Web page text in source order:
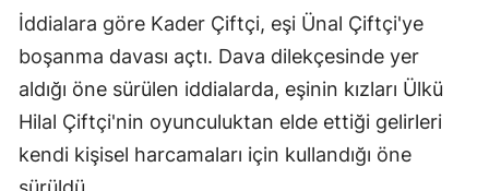
İddialara göre Kader Çiftçi, eşi Ünal Çiftçi'ye
boşanma davası açtı. Dava dilekçesinde yer
aldığı öne sürülen iddialarda, eşinin kızları Ülkü
Hilal Çiftçi'nin oyunculuktan elde ettiği gelirleri
kendi kişisel harcamaları için kullandığı öne